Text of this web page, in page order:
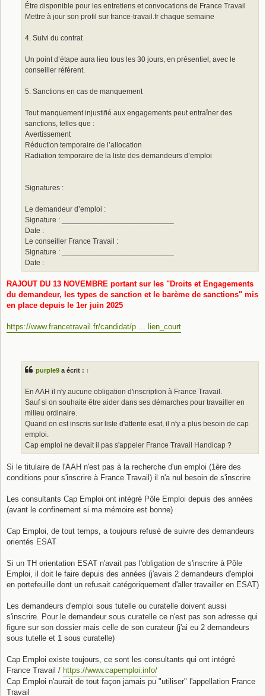
Être disponible pour les entretiens et convocations de France Travail
Mettre à jour son profil sur france-travail.fr chaque semaine
4. Suivi du contrat
Un point d’étape aura lieu tous les 30 jours, en présentiel, avec le
conseiller référent.
5. Sanctions en cas de manquement
Tout manquement injustifié aux engagements peut entraîner des
sanctions, telles que :
Avertissement
Réduction temporaire de l’allocation
Radiation temporaire de la liste des demandeurs d’emploi
Signatures :
Le demandeur d’emploi :
Signature : ___________________________
Date :
Le conseiller France Travail :
Signature : ___________________________
Date :
RAJOUT DU 13 NOVEMBRE portant sur les "Droits et Engagements
du demandeur, les types de sanction et le barème de sanctions" mis
en place depuis le 1er juin 2025
https://www.francetravail.fr/candidat/p ... lien_court
purple9 a écrit : ↑
En AAH il n'y aucune obligation d'inscription à France Travail.
Sauf si on souhaite être aider dans ses démarches pour travailler en
milieu ordinaire.
Quand on est inscris sur liste d'attente esat, il n'y a plus besoin de cap
emploi.
Cap emploi ne devait il pas s'appeler France Travail Handicap ?
Si le titulaire de l'AAH n'est pas à la recherche d'un emploi (1ère des
conditions pour s'inscrire à France Travail) il n'a nul besoin de s'inscrire
Les consultants Cap Emploi ont intégré Pôle Emploi depuis des années
(avant le confinement si ma mémoire est bonne)
Cap Emploi, de tout temps, a toujours refusé de suivre des demandeurs
orientés ESAT
Si un TH orientation ESAT n'avait pas l'obligation de s'inscrire à Pôle
Emploi, il doit le faire depuis des années (j'avais 2 demandeurs d'emploi
en portefeuille dont un refusait catégoriquement d'aller travailler en ESAT)
Les demandeurs d'emploi sous tutelle ou curatelle doivent aussi
s'inscrire. Pour le demandeur sous curatelle ce n'est pas son adresse qui
figure sur son dossier mais celle de son curateur (j'ai eu 2 demandeurs
sous tutelle et 1 sous curatelle)
Cap Emploi existe toujours, ce sont les consultants qui ont intégré
France Travail / https://www.capemploi.info/
Cap Emploi n'aurait de tout façon jamais pu "utiliser" l'appellation France
Travail